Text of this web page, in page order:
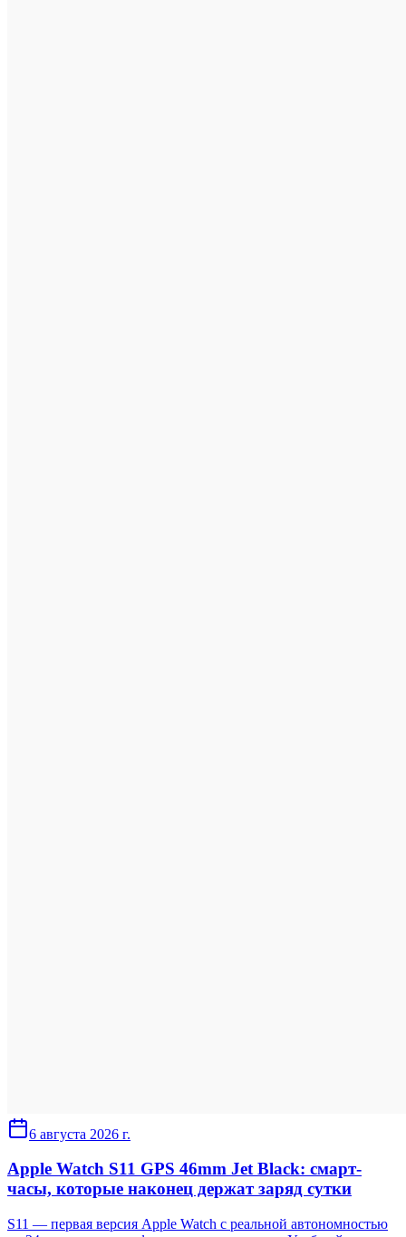
6 августа 2026 г.
Apple Watch S11 GPS 46mm Jet Black: смарт-
часы, которые наконец держат заряд сутки
S11 — первая версия Apple Watch с реальной автономностью